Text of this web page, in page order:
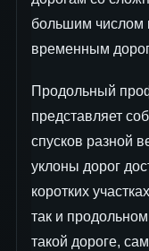
большим числом
временным
Продольный
представляет
спусков разной
уклоны дорог
коротких
так и
такой дороге,